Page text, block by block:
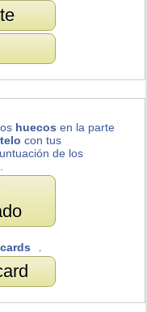
huecos en la parte
con tus
de los